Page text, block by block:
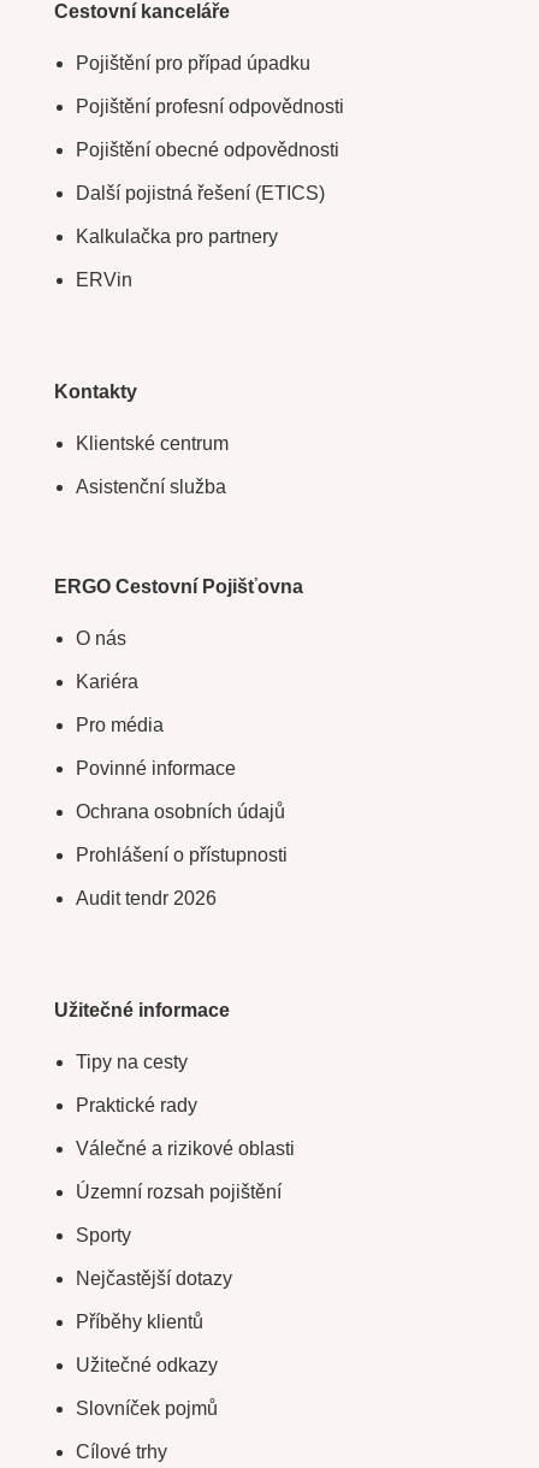
Cestovní kanceláře
Pojištění pro případ úpadku
Pojištění profesní odpovědnosti
Pojištění obecné odpovědnosti
Další pojistná řešení (ETICS)
Kalkulačka pro partnery
ERVin
Kontakty
Klientské centrum
Asistenční služba
ERGO Cestovní Pojišťovna
O nás
Kariéra
Pro média
Povinné informace
Ochrana osobních údajů
Prohlášení o přístupnosti
Audit tendr 2026
Užitečné informace
Tipy na cesty
Praktické rady
Válečné a rizikové oblasti
Územní rozsah pojištění
Sporty
Nejčastější dotazy
Příběhy klientů
Užitečné odkazy
Slovníček pojmů
Cílové trhy